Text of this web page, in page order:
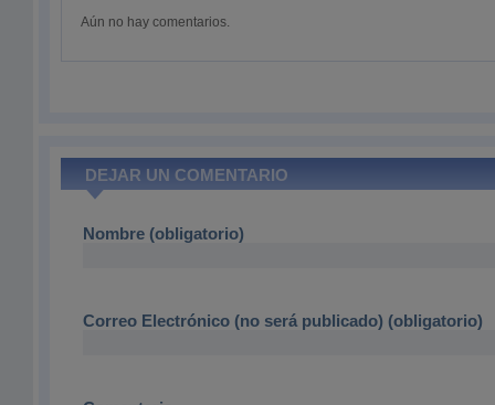
Aún no hay comentarios.
DEJAR UN COMENTARIO
Nombre (obligatorio)
Correo Electrónico (no será publicado) (obligatorio)